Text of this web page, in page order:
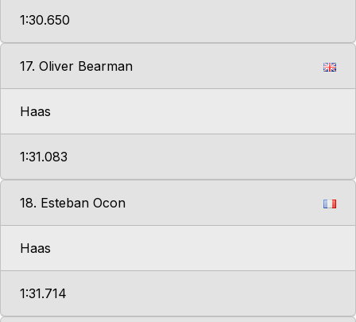
1:30.650
17. Oliver Bearman
Haas
1:31.083
18. Esteban Ocon
Haas
1:31.714